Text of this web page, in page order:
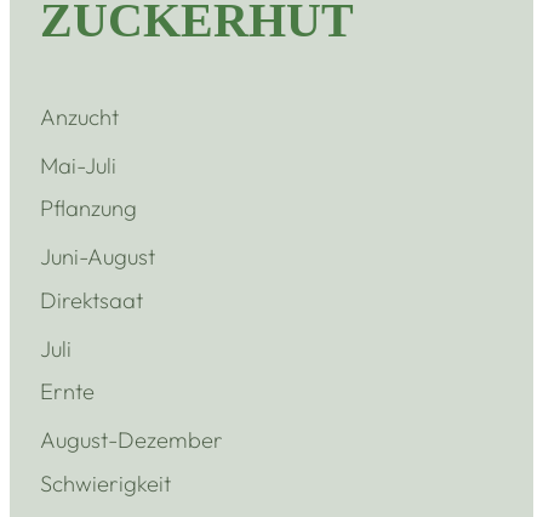
ZUCKERHUT
Anzucht
Mai-Juli
Pflanzung
Juni-August
Direktsaat
Juli
Ernte
August-Dezember
Schwierigkeit